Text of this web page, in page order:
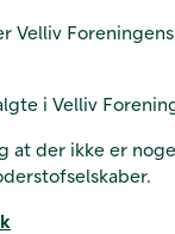
i Velliv
der ikke er